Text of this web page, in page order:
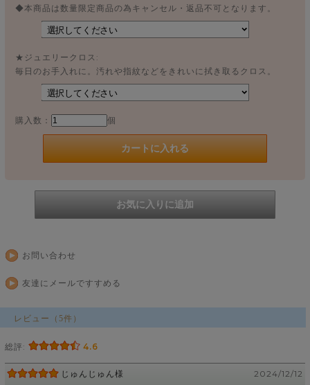
◆本商品は数量限定商品の為キャンセル・返品不可となります。
★ジュエリークロス:
毎日のお手入れに。汚れや指紋などをきれいに拭き取るクロス。
購入数： 個
お問い合わせ
友達にメールですすめる
レビュー（5件）
総評: 4.6
じゅんじゅん様
2024/12/12